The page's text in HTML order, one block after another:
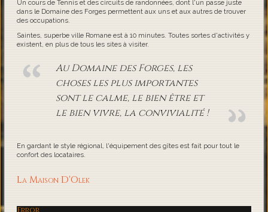
Un cours de Tennis et des circuits de randonnées, dont l'un passe juste
dans le Domaine des Forges permettent aux uns et aux autres de trouver
des occupations.
Saintes, superbe ville Romane est à 10 minutes. Toutes sortes d'activités y
existent, en plus de tous les sites à visiter.
Au Domaine des Forges, les
choses les plus importantes
sont le calme, le bien être et
le bien vivre, la convivialité !
En gardant le style régional, l'équipement des gîtes est fait pour tout le
confort des locataires.
La Maison D'Olek